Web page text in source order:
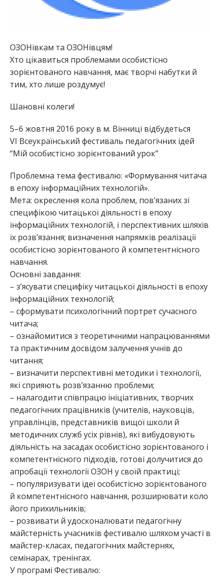
ОЗОНівкам та ОЗОНівцям!
Хто цікавиться проблемами особистісно
зорієнтованого навчання, має творчі набутки й
тим, хто лише роздумує!
Шановні колеги!
5–6 жовтня 2016 року в м. Вінниці відбудеться
VІ Всеукраїнський фестиваль педагогічних ідей
“Мій особистісно зорієнтований урок”
Проблемна тема фестивалю: «Формування читача
в епоху інформаційних технологій».
Мета: окреслення кола проблем, пов’язаних зі
специфікою читацької діяльності в епоху
інформаційних технологій, і перспективних шляхів
їх розв’язання; визначення напрямків реалізації
особистісно зорієнтованого й компетентнісного
навчання.
Основні завдання:
– з’ясувати специфіку читацької діяльності в епоху
інформаційних технологій;
– сформувати психологічний портрет сучасного
читача;
– ознайомитися з теоретичними напрацюваннями
та практичним досвідом залучення учнів до
читання;
– визначити перспективні методики і технології,
які сприяють розв’язанню проблеми;
– налагодити співпрацю ініціативних, творчих
педагогічних працівників (учителів, науковців,
управлінців, представників вищої школи й
методичних служб усіх рівнів), які вибудовують
діяльність на засадах особистісно зорієнтованого і
компетентнісного підходів, готові долучитися до
апробації технології ОЗОН у своїй практиці;
– популяризувати ідеї особистісно зорієнтованого
й компетентнісного навчання, розширювати коло
його прихильників;
– розвивати й удосконалювати педагогічну
майстерність учасників фестивалю шляхом участі в
майстер-класах, педагогічних майстернях,
семінарах, тренінгах.
У програмі Фестивалю: